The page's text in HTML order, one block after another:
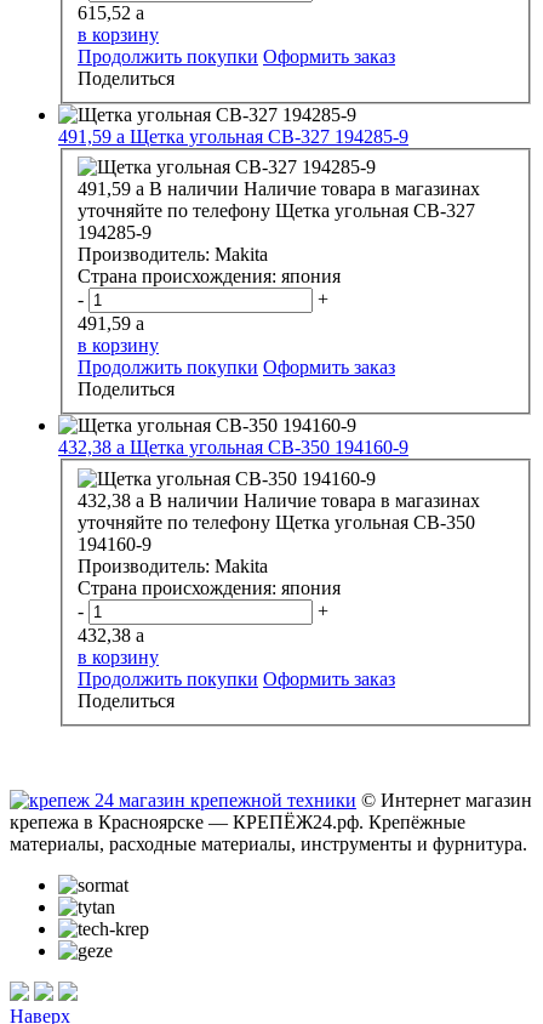
615,52 a
в корзину
Продолжить покупки Оформить заказ
Поделиться
491,59 a Щетка угольная СВ-327 194285-9
491,59 a В наличии Наличие товара в магазинах
уточняйте по телефону Щетка угольная СВ-327
194285-9
Производитель: Makita
Страна происхождения: япония
-
+
491,59 a
в корзину
Продолжить покупки Оформить заказ
Поделиться
432,38 a Щетка угольная СВ-350 194160-9
432,38 a В наличии Наличие товара в магазинах
уточняйте по телефону Щетка угольная СВ-350
194160-9
Производитель: Makita
Страна происхождения: япония
-
+
432,38 a
в корзину
Продолжить покупки Оформить заказ
Поделиться
© Интернет магазин
крепежа в Красноярске — КРЕПЁЖ24.рф. Крепёжные
материалы, расходные материалы, инструменты и фурнитура.
Наверх